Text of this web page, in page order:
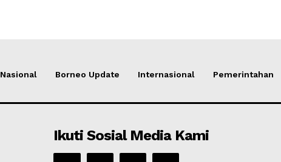
Nasional Borneo Update Internasional Pemerintahan
Ikuti Sosial Media Kami